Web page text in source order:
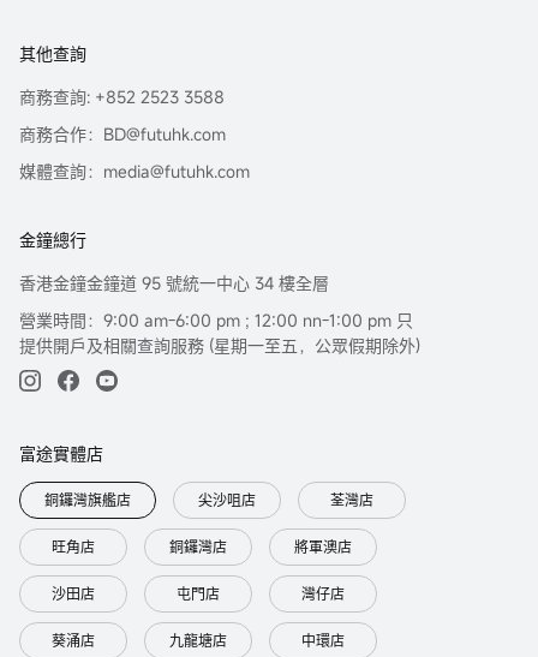
其他查詢
商務查詢: +852 2523 3588
商務合作：BD@futuhk.com
媒體查詢：media@futuhk.com
金鐘總行
香港金鐘金鐘道 95 號統一中心 34 樓全層
營業時間：9:00 am-6:00 pm ; 12:00 nn-1:00 pm 只
提供開戶及相關查詢服務 (星期一至五，公眾假期除外)
富途實體店
銅鑼灣旗艦店 尖沙咀店 荃灣店
旺角店 銅鑼灣店 將軍澳店
沙田店 屯門店 灣仔店
葵涌店 九龍塘店 中環店